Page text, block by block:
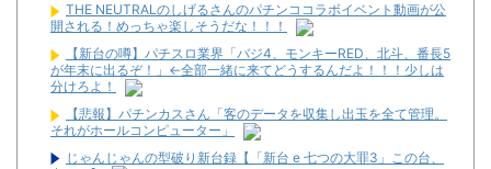
THE NEUTRALのしげるさんのパチンココラボイベント動画が公
開される！めっちゃ楽しそうだな！！！
【新台の噂】パチスロ業界「バジ4、モンキーRED、北斗、番長5
が年末に出るぞ！」←全部一緒に来てどうするんだよ！！！少しは
分けろよ！
【悲報】パチンカスさん「客のデータを収集し出玉を全て管理。
それがホールコンピューター」
じゃんじゃんの型破り新台録【「新台 e 七つの大罪3」この台、